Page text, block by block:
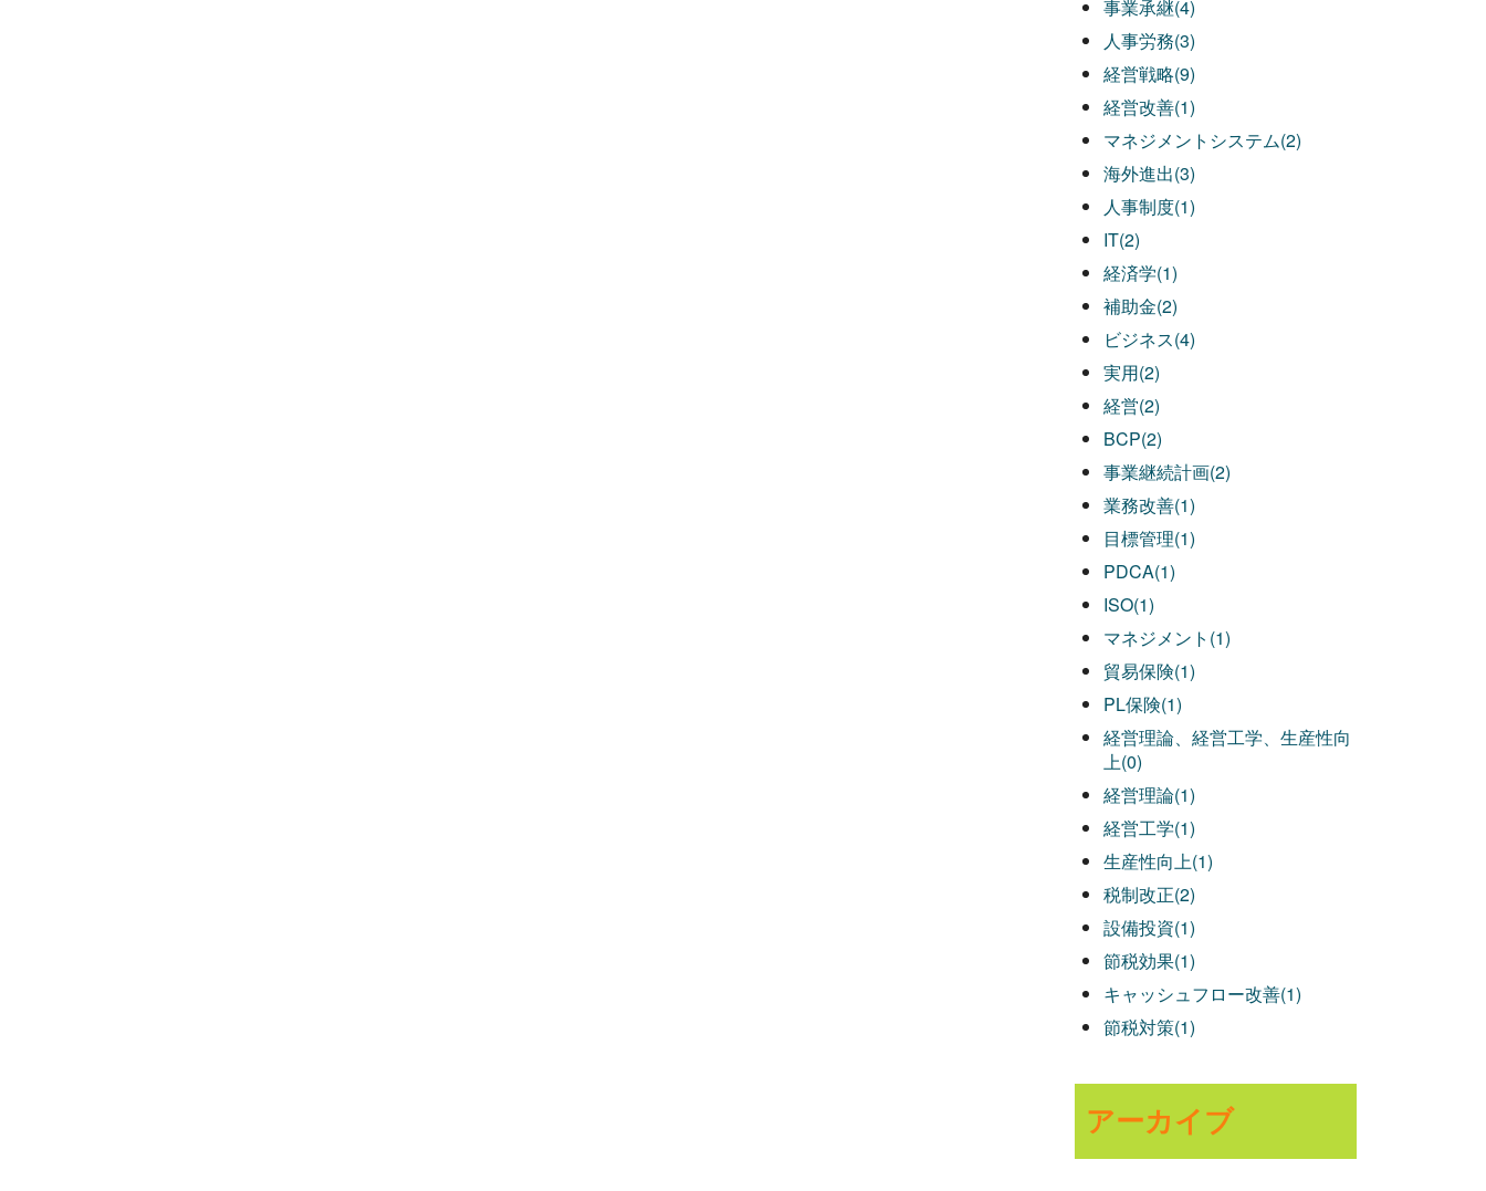
事業承継(4)
人事労務(3)
経営戦略(9)
経営改善(1)
マネジメントシステム(2)
海外進出(3)
人事制度(1)
IT(2)
経済学(1)
補助金(2)
ビジネス(4)
実用(2)
経営(2)
BCP(2)
事業継続計画(2)
業務改善(1)
目標管理(1)
PDCA(1)
ISO(1)
マネジメント(1)
貿易保険(1)
PL保険(1)
経営理論、経営工学、生産性向
上(0)
経営理論(1)
経営工学(1)
生産性向上(1)
税制改正(2)
設備投資(1)
節税効果(1)
キャッシュフロー改善(1)
節税対策(1)
アーカイブ